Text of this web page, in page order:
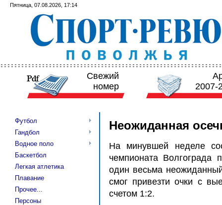
Пятница, 07.08.2026, 17:14
Свежий
номер
2007-
Футбол
Гандбол
Водное поло
Баскетбол
Легкая атлетика
Плавание
Прочее...
Персоны
Неожиданная
На минувшей неделе
чемпионата Волгограда
один весьма
смог привезти очки с
счетом 1:2.